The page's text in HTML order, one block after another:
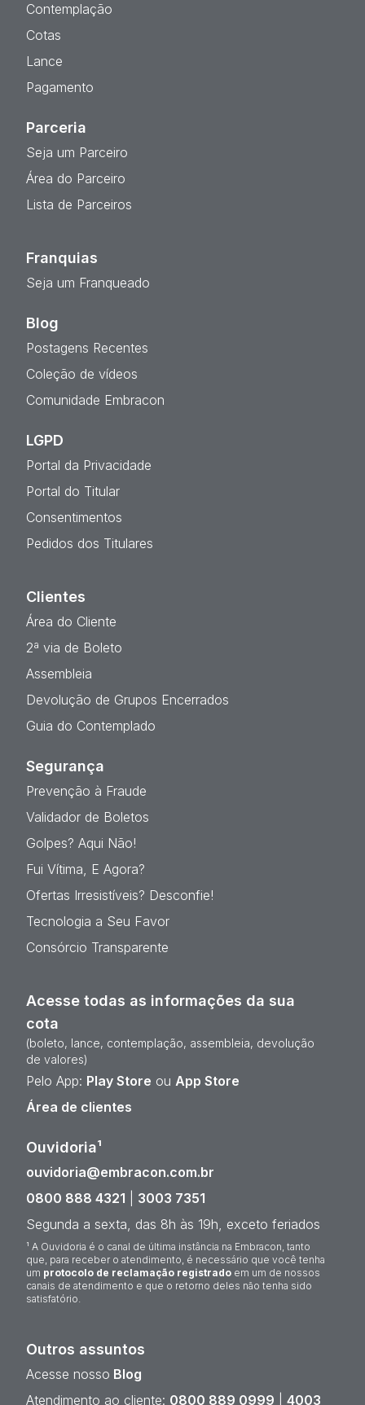
Contemplação
Cotas
Lance
Pagamento
Parceria
Seja um Parceiro
Área do Parceiro
Lista de Parceiros
Franquias
Seja um Franqueado
Blog
Postagens Recentes
Coleção de vídeos
Comunidade Embracon
LGPD
Portal da Privacidade
Portal do Titular
Consentimentos
Pedidos dos Titulares
Clientes
Área do Cliente
2ª via de Boleto
Assembleia
Devolução de Grupos Encerrados
Guia do Contemplado
Segurança
Prevenção à Fraude
Validador de Boletos
Golpes? Aqui Não!
Fui Vítima, E Agora?
Ofertas Irresistíveis? Desconfie!
Tecnologia a Seu Favor
Consórcio Transparente
Acesse todas as informações da sua
cota
(boleto, lance, contemplação, assembleia, devolução
de valores)
Pelo App: Play Store ou App Store
Área de clientes
Ouvidoria¹
ouvidoria@embracon.com.br
0800 888 4321
3003 7351
Segunda a sexta, das 8h às 19h, exceto feriados
¹ A Ouvidoria é o canal de última instância na Embracon, tanto
que, para receber o atendimento, é necessário que você tenha
um protocolo de reclamação registrado em um de nossos
canais de atendimento e que o retorno deles não tenha sido
satisfatório.
Outros assuntos
Acesse nosso Blog
Atendimento ao cliente: 0800 889 0999 4003